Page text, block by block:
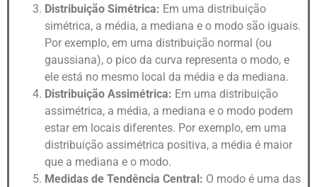
Distribuição Simétrica: Em uma distribuição
simétrica, a média, a mediana e o modo são iguais.
Por exemplo, em uma distribuição normal (ou
gaussiana), o pico da curva representa o modo, e
ele está no mesmo local da média e da mediana.
Distribuição Assimétrica: Em uma distribuição
assimétrica, a média, a mediana e o modo podem
estar em locais diferentes. Por exemplo, em uma
distribuição assimétrica positiva, a média é maior
que a mediana e o modo.
Medidas de Tendência Central: O modo é uma das